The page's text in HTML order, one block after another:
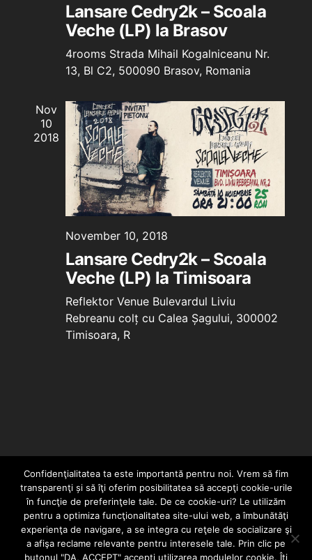
Lansare Cedry2k – Scoala
Veche (LP) la Brasov
4rooms Strada Mihail Kogalniceanu Nr.
13, Bl C2, 500090 Brasov, Romania
Nov
10
2018
November 10, 2018
Lansare Cedry2k – Scoala
Veche (LP) la Timisoara
Reflektor Venue Bulevardul Liviu
Rebreanu colț cu Calea Șagului, 300002
Timisoara, R
HOME CONTACT POLITICĂ DE CONFIDENȚIALITATE
Confidenţialitatea ta este importantă pentru noi. Vrem să fim
transparenţi și să îţi oferim posibilitatea să accepţi cookie-urile
în funcţie de preferinţele tale. De ce cookie-uri? Le utilizăm
pentru a optimiza funcţionalitatea site-ului web, a îmbunătăţi
experienţa de navigare, a se integra cu reţele de socializare şi
a afişa reclame relevante pentru interesele tale. Prin clic pe
butonul "DA, ACCEPT" accepţi utilizarea modulelor cookie. Îţi